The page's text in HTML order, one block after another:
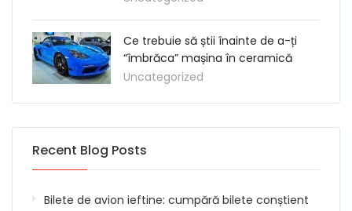
Ce trebuie să știi înainte de a-ți
“îmbrăca” mașina în ceramică
Uncategorized
Recent Blog Posts
Bilete de avion ieftine: cumpără bilete conștient